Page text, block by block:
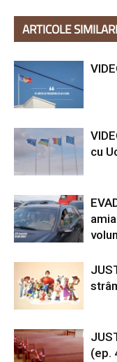
ARTICOLE
cu
(ep.